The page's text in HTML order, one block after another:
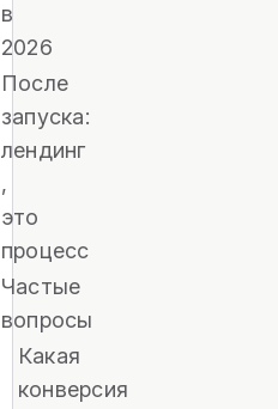
в
2026
После
запуска:
лендинг
,
это
процесс
Частые
вопросы
Какая
конверсия